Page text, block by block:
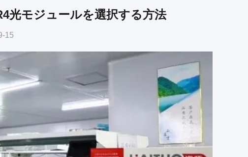
光モジュールを選択する方法
15